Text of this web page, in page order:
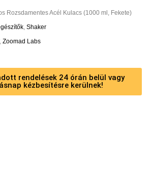
Rozsdamentes Acél Kulacs (1000 ml, Fekete)
, Shaker
, Zoomad Labs
rendelések 24 órán belül vagy
kézbesítésre kerülnek!